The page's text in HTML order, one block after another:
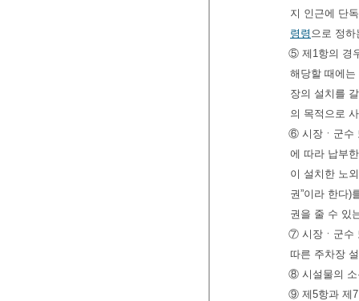
지 인근에 단
령령 으로 정
⑤ 제1항의 경
해당할 때에
장의 설치를
의 목적으로
⑥ 시장ㆍ군수
에 따라 납부
이 설치한 노
권”이라 한다)
권을 줄 수 있
⑦ 시장ㆍ군수
따른 주차장
⑧ 시설물의 소
⑨ 제5항과 제7